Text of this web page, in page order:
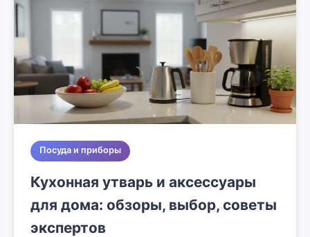
Посуда и приборы
Кухонная утварь и аксессуары
для дома: обзоры, выбор, советы
экспертов